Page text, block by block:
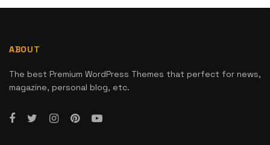
ABOUT
The best Premium WordPress Themes that perfect for news,
magazine, personal blog, etc.